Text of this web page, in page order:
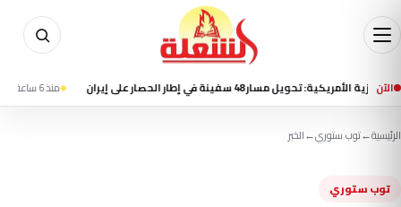
الآن
مسار 48 سفينة في إطار الحصار على إيران منذ 6 ساعة هيئة بحرية
الرئيسية←توب ستوري←الخبر
توب ستوري